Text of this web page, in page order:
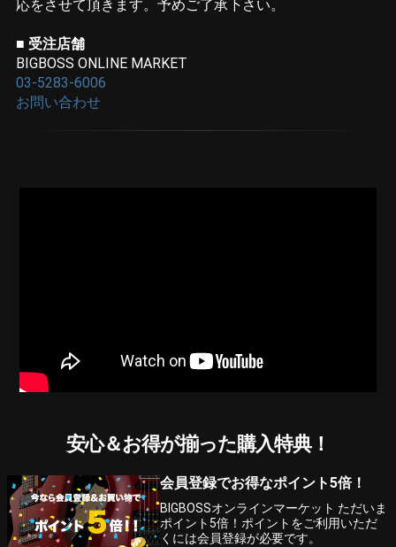
応をさせて頂きます。予めご了承下さい。
■ 受注店舗
BIGBOSS ONLINE MARKET
03-5283-6006
お問い合わせ
安心＆お得が揃った購入特典！
会員登録でお得なポイント5倍！
BIGBOSSオンラインマーケット ただいま
ポイント5倍！ポイントをご利用いただ
くには会員登録が必要です。